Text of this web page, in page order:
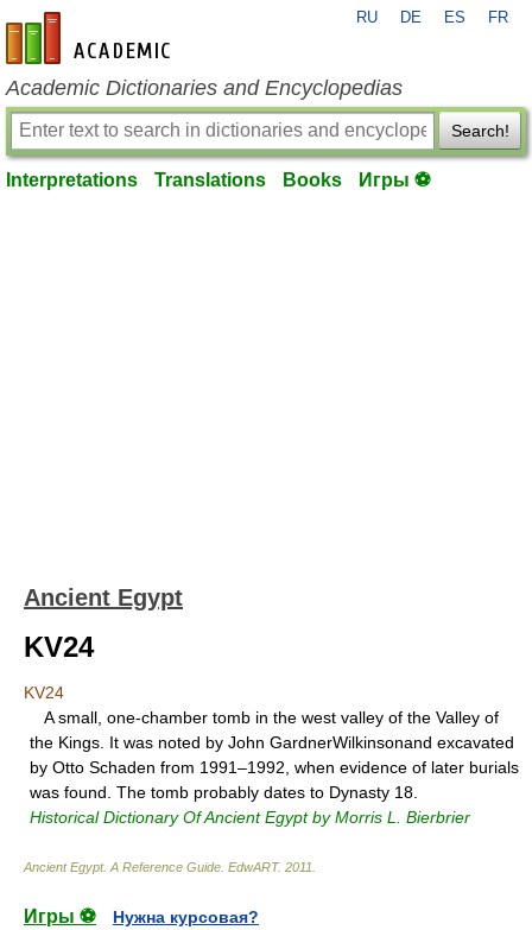
en-academic.com
RU DE ES FR
Academic Dictionaries and Encyclopedias
Search!
Interpretations Translations Books Игры ⚽
Ancient Egypt
KV24
KV24
A small, one-chamber tomb in the west valley of the Valley of
the Kings. It was noted by John GardnerWilkinsonand excavated
by Otto Schaden from 1991–1992, when evidence of later burials
was found. The tomb probably dates to Dynasty 18.
Historical Dictionary Of Ancient Egypt by Morris L. Bierbrier
Ancient Egypt. A Reference Guide EdwART. 2011
Игры ⚽
Нужна курсовая?